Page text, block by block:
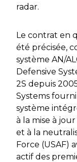
radar.
Le contrat en
été précisée,
système AN/
Defensive
2S depuis
Systems
système
à la mise à
et à la
Force (USAF)
actif des